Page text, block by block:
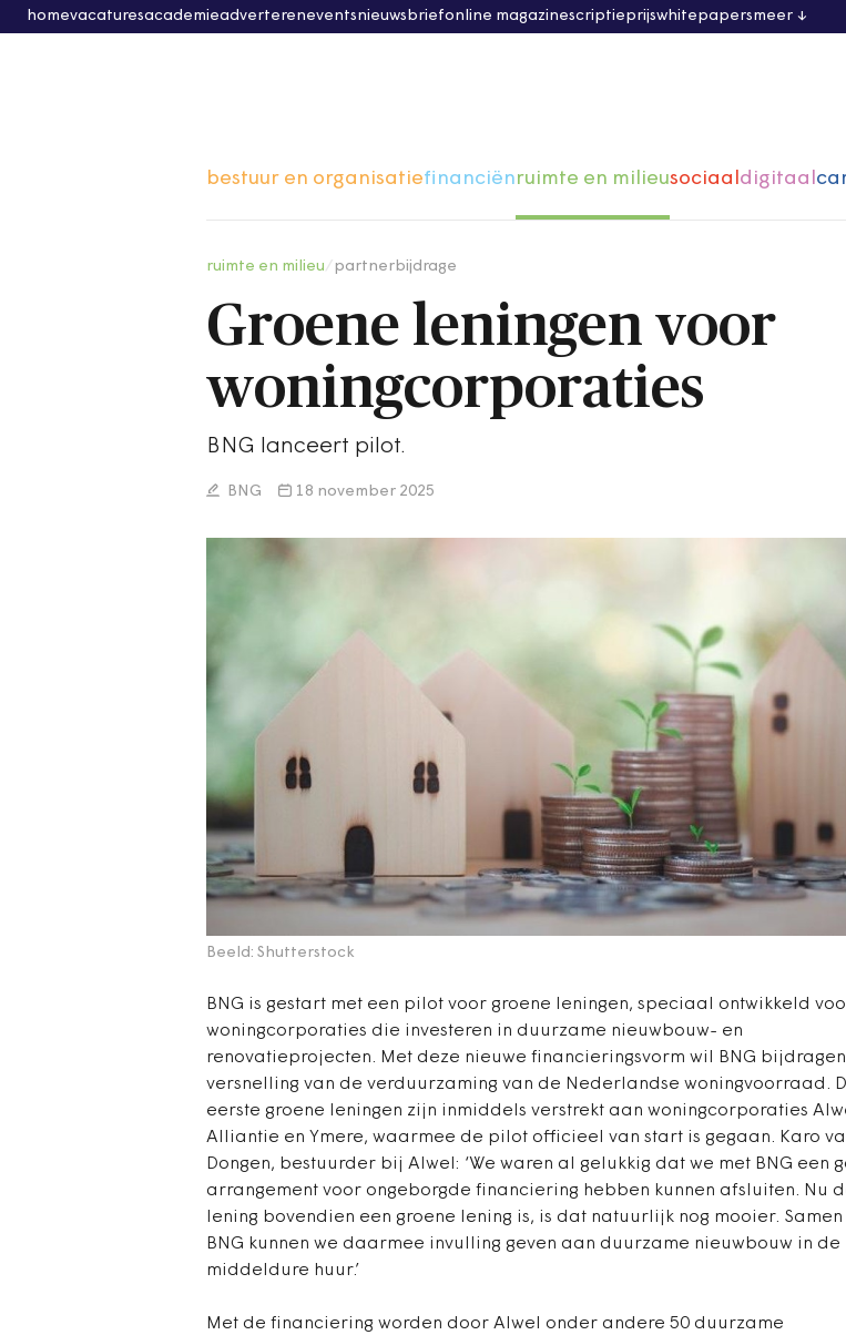
homevacaturesacademieadvertereneventsnieuwsbriefonline magazinescriptieprijswhitepapersmeer
bestuur en organisatiefinanciënruimte en milieusociaaldigitaal
ruimte en milieu partnerbijdrage
Groene leningen voor
woningcorporaties
BNG lanceert pilot.
BNG 18 november 2025
Beeld: Shutterstock
BNG is gestart met een pilot voor groene leningen, speciaal ontwikkeld
woningcorporaties die investeren in duurzame nieuwbouw- en
renovatieprojecten. Met deze nieuwe financieringsvorm wil BNG
versnelling van de verduurzaming van de Nederlandse woningvoorraad.
eerste groene leningen zijn inmiddels verstrekt aan woningcorporaties
Alliantie en Ymere, waarmee de pilot officieel van start is gegaan. Karo
Dongen, bestuurder bij Alwel: ‘We waren al gelukkig dat we met BNG een
arrangement voor ongeborgde financiering hebben kunnen afsluiten. Nu
lening bovendien een groene lening is, is dat natuurlijk nog mooier. Samen
BNG kunnen we daarmee invulling geven aan duurzame nieuwbouw in de
middeldure huur.’
Met de financiering worden door Alwel onder andere 50 duurzame